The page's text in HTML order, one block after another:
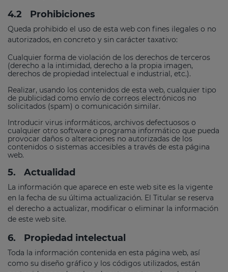
4.2 Prohibiciones
Queda prohibido el uso de esta web con fines ilegales o no
autorizados, en concreto y sin carácter taxativo:
Cualquier forma de violación de los derechos de terceros
(derecho a la intimidad, derecho a la propia imagen,
derechos de propiedad intelectual e industrial, etc.).
Realizar, usando los contenidos de esta web, cualquier tipo
de publicidad como envío de correos electrónicos no
solicitados (spam) o comunicación similar.
Introducir virus informáticos, archivos defectuosos o
cualquier otro software o programa informático que pueda
provocar daños o alteraciones no autorizadas de los
contenidos o sistemas accesibles a través de esta página
web.
5. Actualidad
La información que aparece en este web site es la vigente
en la fecha de su última actualización. El Titular se reserva
el derecho a actualizar, modificar o eliminar la información
de este web site.
6. Propiedad intelectual
Toda la información contenida en esta página web, así
como su diseño gráfico y los códigos utilizados, están